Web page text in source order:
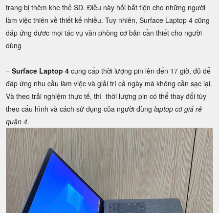
trang bị thêm khe thẻ SD. Điều này hỏi bất tiện cho những người
làm việc thiên về thiết kế nhiều. Tuy nhiên, Surface Laptop 4 cũng
đáp ứng đươc mọi tác vụ văn phòng cơ bản cần thiết cho người
dùng
– Surface Laptop 4 cung cấp thời lượng pin lên đến 17 giờ, đủ để
đáp ứng nhu cầu làm việc và giải trí cả ngày mà không cần sạc lại.
Và theo trải nghiệm thực tế, thì thời lượng pin có thể thay đổi tùy
theo cấu hình và cách sử dụng của người dùng laptop cũ giá rẻ
quận 4.